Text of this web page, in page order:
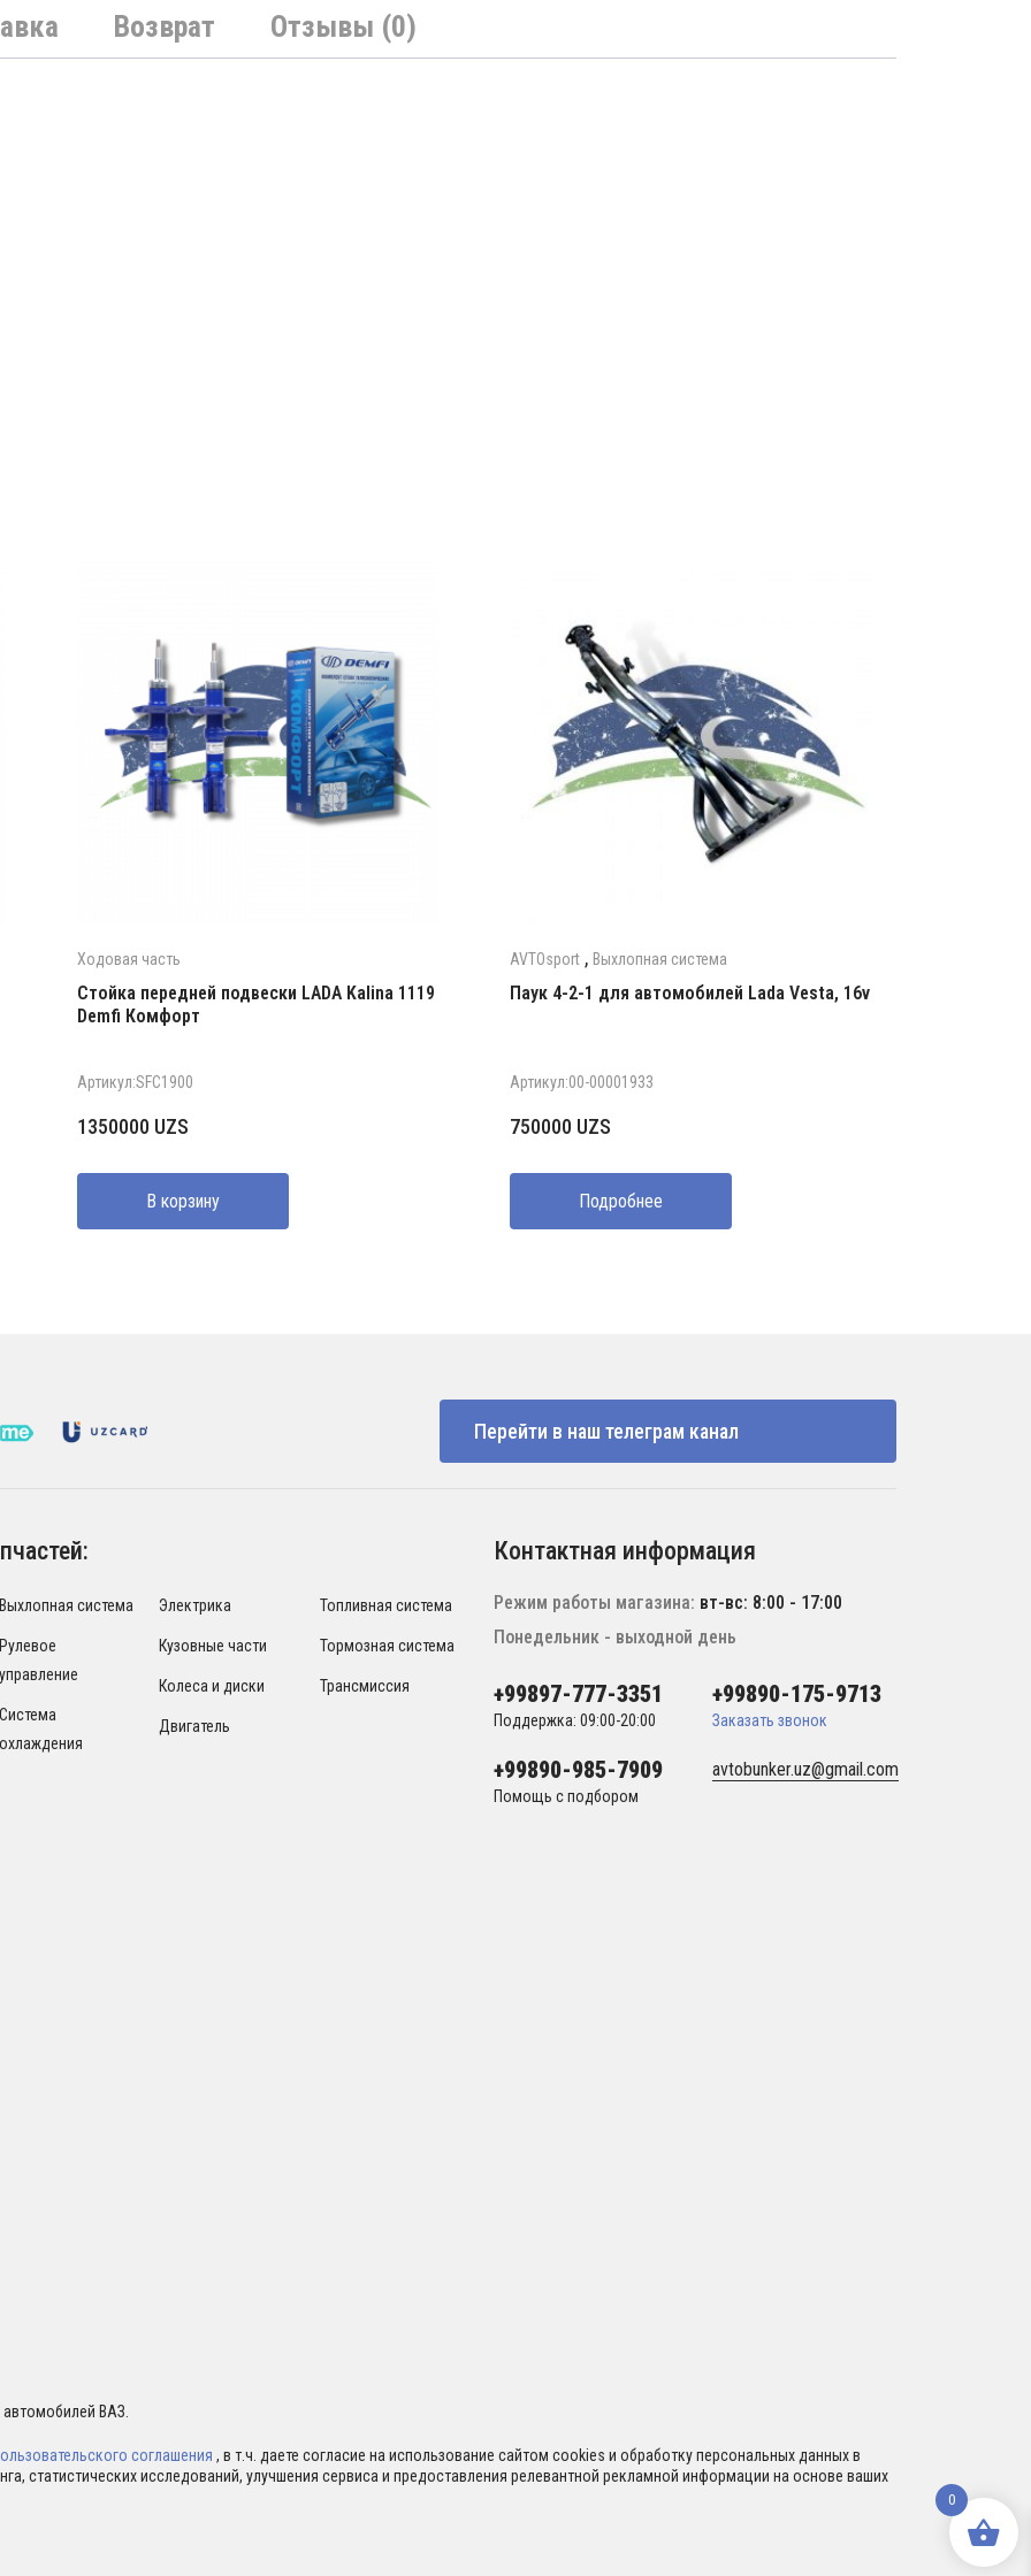
Возврат Отзывы (0)
Ходовая часть
Стойка передней подвески LADA Kalina 1119
Demfi Комфорт
Артикул:SFC1900
1350000 UZS
В корзину
AVTOsport , Выхлопная система
Паук 4-2-1 для автомобилей Lada Vesta, 16v
Артикул:00-00001933
750000 UZS
Подробнее
Перейти в наш телеграм канал
Выхлопная система
Рулевое
управление
Система
охлаждения
Электрика
Кузовные части
Колеса и диски
Двигатель
Топливная система
Тормозная система
Трансмиссия
Контактная информация
Режим работы магазина: вт-вс: 8:00 - 17:00
Понедельник - выходной день
+99897-777-3351
Поддержка: 09:00-20:00
+99890-175-9713
Заказать звонок
+99890-985-7909
Помощь с подбором
avtobunker.uz@gmail.com
ВАЗ.
соглашения , в т.ч. даете согласие на использование сайтом cookies и обработку персональных данных в
статистических исследований, улучшения сервиса и предоставления релевантной рекламной информации на основе ваших
0